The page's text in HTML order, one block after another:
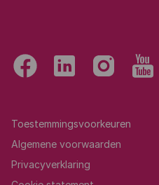
Toestemmingsvoorkeuren
Algemene voorwaarden
Privacyverklaring